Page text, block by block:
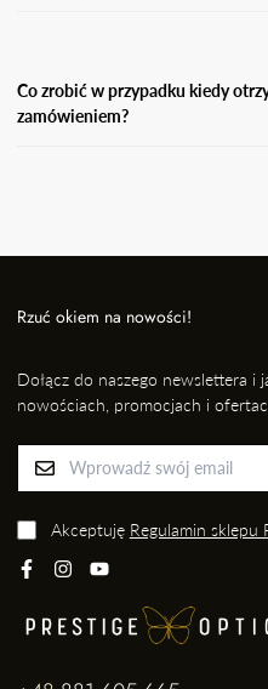
Co zrobić w przypadku kiedy
zamówieniem?
przesyłki. Niezwłocznie
Rzuć okiem na nowości!
Dołącz do naszego newslettera i
nowościach, promocjach i
Akceptuję Regulamin sklepu